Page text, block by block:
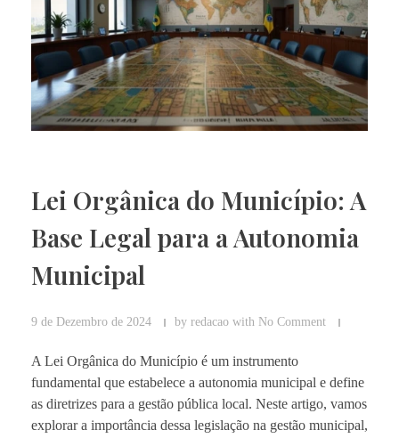
Lei Orgânica do Município: A
Base Legal para a Autonomia
Municipal
9 de Dezembro de 2024 by redacao with No Comment
A Lei Orgânica do Município é um instrumento
fundamental que estabelece a autonomia municipal e define
as diretrizes para a gestão pública local. Neste artigo, vamos
explorar a importância dessa legislação na gestão municipal,